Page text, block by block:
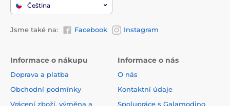
Čeština
Jsme také na: Facebook Instagram
Informace o nákupu
Doprava a platba
Obchodní podmínky
Vrácení zboží, výměna a
Informace o nás
O nás
Kontaktní údaje
Spolupráce s Galamodino